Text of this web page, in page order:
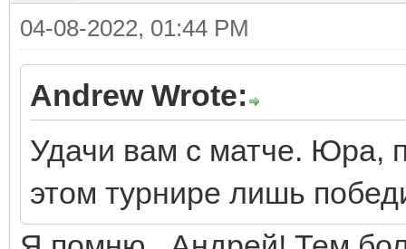
04-08-2022, 01:44 PM
Andrew Wrote:
Удачи вам с матче. Юра,
этом турнире лишь